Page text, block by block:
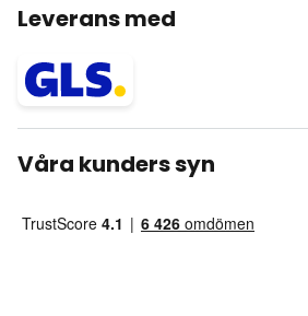
Leverans med
Våra kunders syn